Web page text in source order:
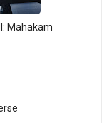
Mahakam